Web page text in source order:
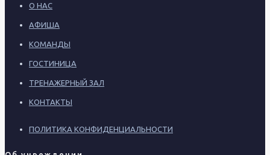
О НАС
АФИША
КОМАНДЫ
ГОСТИНИЦА
ТРЕНАЖЕРНЫЙ ЗАЛ
КОНТАКТЫ
ПОЛИТИКА КОНФИДЕНЦИАЛЬНОСТИ